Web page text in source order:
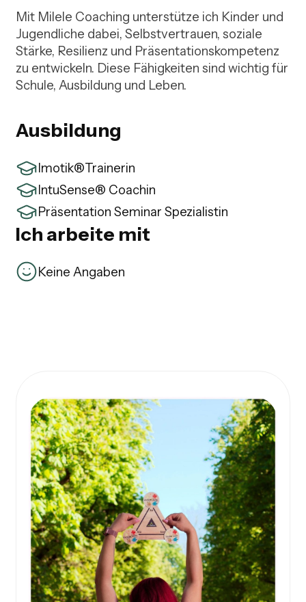
Mit Milele Coaching unterstütze ich Kinder und
Jugendliche dabei, Selbstvertrauen, soziale
Stärke, Resilienz und Präsentationskompetenz
zu entwickeln. Diese Fähigkeiten sind wichtig für
Schule, Ausbildung und Leben.
Ausbildung
Imotik®️Trainerin
IntuSense®️ Coachin
Präsentation Seminar Spezialistin
Ich arbeite mit
Keine Angaben